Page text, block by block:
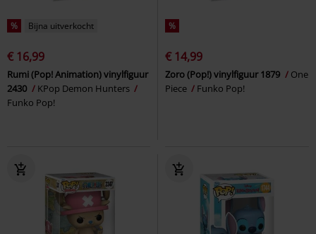
% Bijna uitverkocht
€ 16,99
Rumi (Pop! Animation) vinylfiguur
2430
KPop Demon Hunters
Funko Pop!
%
€ 14,99
Zoro (Pop!) vinylfiguur 1879
One
Piece
Funko Pop!